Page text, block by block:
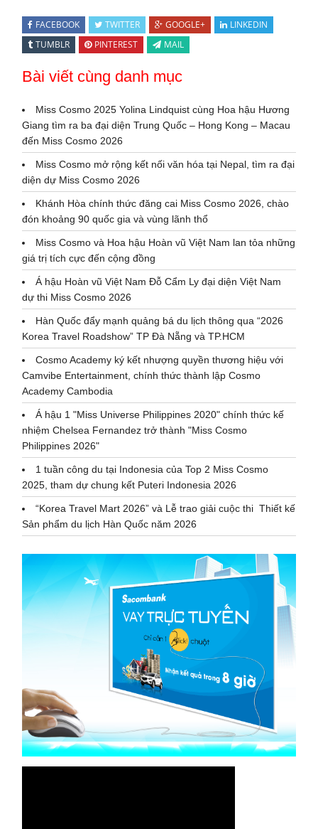
FACEBOOK TWITTER GOOGLE+
LINKEDIN
TUMBLR
PINTEREST MAIL
Bài viết cùng danh mục
Miss Cosmo 2025 Yolina Lindquist cùng Hoa hậu Hương
Giang tìm ra ba đại diện Trung Quốc – Hong Kong – Macau
đến Miss Cosmo 2026
Miss Cosmo mở rộng kết nối văn hóa tại Nepal, tìm ra đại
diện dự Miss Cosmo 2026
Khánh Hòa chính thức đăng cai Miss Cosmo 2026, chào
đón khoảng 90 quốc gia và vùng lãnh thổ
Miss Cosmo và Hoa hậu Hoàn vũ Việt Nam lan tỏa những
giá trị tích cực đến cộng đồng
Á hậu Hoàn vũ Việt Nam Đỗ Cẩm Ly đại diện Việt Nam
dự thi Miss Cosmo 2026
Hàn Quốc đẩy mạnh quảng bá du lịch thông qua “2026
Korea Travel Roadshow” TP Đà Nẵng và TP.HCM
Cosmo Academy ký kết nhượng quyền thương hiệu với
Camvibe Entertainment, chính thức thành lập Cosmo
Academy Cambodia
Á hậu 1 "Miss Universe Philippines 2020" chính thức kế
nhiệm Chelsea Fernandez trở thành "Miss Cosmo
Philippines 2026"
1 tuần công du tại Indonesia của Top 2 Miss Cosmo
2025, tham dự chung kết Puteri Indonesia 2026
“Korea Travel Mart 2026” và Lễ trao giải cuộc thi Thiết kế
Sản phẩm du lịch Hàn Quốc năm 2026